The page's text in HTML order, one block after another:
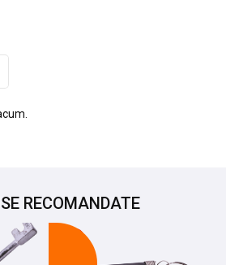
RECOMANDATE